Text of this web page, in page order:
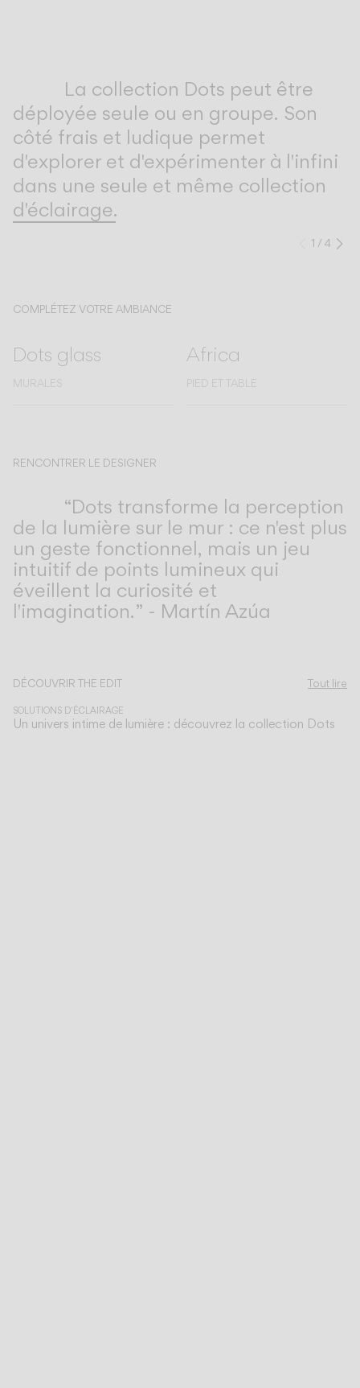
Inspirational BookLa collection Dots peut être
déployée seule ou en groupe. Son
côté frais et ludique permet
d'explorer et d'expérimenter à l'infini
dans une seule et même collection
d'éclairage.
1 / 4
COMPLÉTEZ VOTRE AMBIANCE
Dots glass
MURALES
Africa
PIED ET TABLE
RENCONTRER LE DESIGNER
“Dots transforme la perception
de la lumière sur le mur : ce n'est plus
un geste fonctionnel, mais un jeu
intuitif de points lumineux qui
éveillent la curiosité et
l'imagination.” - Martín Azúa
DÉCOUVRIR THE EDIT
Découvrez-en plus sur Dots et toutes nos collections Tout lire
SOLUTIONS D'ÉCLAIRAGE
Un univers intime de lumière : découvrez la collection Dots